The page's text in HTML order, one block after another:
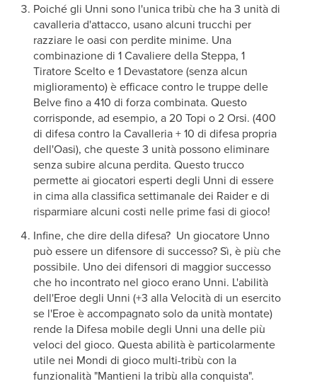
Poiché gli Unni sono l'unica tribù che ha 3 unità di
cavalleria d'attacco, usano alcuni trucchi per
razziare le oasi con perdite minime. Una
combinazione di 1 Cavaliere della Steppa, 1
Tiratore Scelto e 1 Devastatore (senza alcun
miglioramento) è efficace contro le truppe delle
Belve fino a 410 di forza combinata. Questo
corrisponde, ad esempio, a 20 Topi o 2 Orsi. (400
di difesa contro la Cavalleria + 10 di difesa propria
dell'Oasi), che queste 3 unità possono eliminare
senza subire alcuna perdita. Questo trucco
permette ai giocatori esperti degli Unni di essere
in cima alla classifica settimanale dei Raider e di
risparmiare alcuni costi nelle prime fasi di gioco!
Infine, che dire della difesa? Un giocatore Unno
può essere un difensore di successo? Sì, è più che
possibile. Uno dei difensori di maggior successo
che ho incontrato nel gioco erano Unni. L'abilità
dell'Eroe degli Unni (+3 alla Velocità di un esercito
se l'Eroe è accompagnato solo da unità montate)
rende la Difesa mobile degli Unni una delle più
veloci del gioco. Questa abilità è particolarmente
utile nei Mondi di gioco multi-tribù con la
funzionalità "Mantieni la tribù alla conquista".